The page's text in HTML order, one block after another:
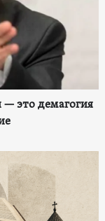
— это демагогия